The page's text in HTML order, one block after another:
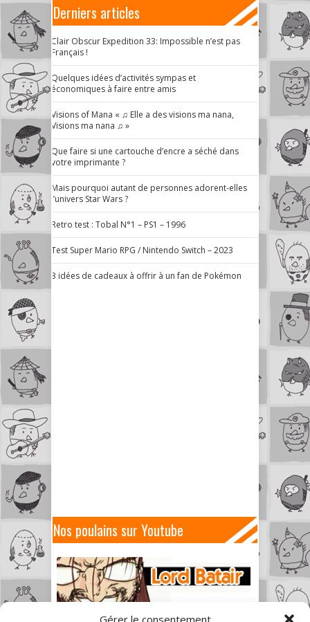
Gérer le consentement
Derniers articles
Clair Obscur Expedition 33: Impossible n’est pas
Français !
Quelques idées d’activités sympas et
économiques à faire entre amis
Visions of Mana « ♫ Elle a des visions ma nana,
Visions ma nana ♫ »
Que faire si une cartouche d’encre a séché dans
votre imprimante ?
Mais pourquoi autant de personnes adorent-elles
l’univers Star Wars ?
Retro test : Tobal N°1 – PS1 – 1996
Test Super Mario RPG / Nintendo Switch – 2023
3 idées de cadeaux à offrir à un fan de Pokémon
Nos poulains sur Youtube